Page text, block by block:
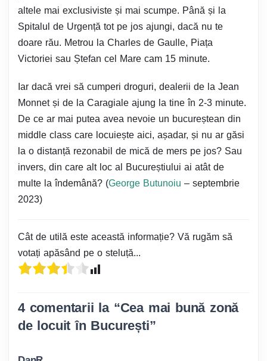
altele mai exclusiviste și mai scumpe. Până și la
Spitalul de Urgență tot pe jos ajungi, dacă nu te
doare rău. Metrou la Charles de Gaulle, Piața
Victoriei sau Ștefan cel Mare cam 15 minute.
Iar dacă vrei să cumperi droguri, dealerii de la Jean
Monnet și de la Caragiale ajung la tine în 2-3 minute.
De ce ar mai putea avea nevoie un bucureștean din
middle class care locuiește aici, așadar, și nu ar găsi
la o distanță rezonabil de mică de mers pe jos? Sau
invers, din care alt loc al Bucureștiului ai atât de
multe la îndemână? (George Butunoiu – septembrie
2023)
Cât de utilă este această informație? Vă rugăm să
votați apăsând pe o steluță...
4 comentarii la “Cea mai bună zonă
de locuit în București”